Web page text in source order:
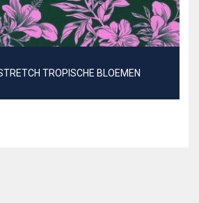
TROPISCHE BLOEMEN